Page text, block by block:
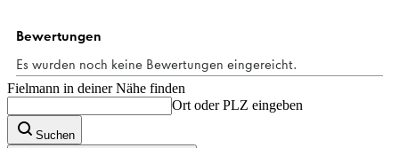
Fielmann in deiner Nähe finden
Ort oder PLZ eingeben
Suchen